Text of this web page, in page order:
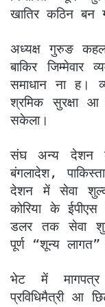
खातिर कठिन बन
अध्यक्ष गुरुङ
बाकिर
समाधान ना ह।
श्रमिक सुरक्षा आ
सकेला।
संघ अन्य देशन
बंगलादेश,
देशन में सेवा
कोरिया के
डलर तक सेवा
पूर्ण “शून्य लागत”
भेट में मागपत्र
प्रविधिमैत्री आ